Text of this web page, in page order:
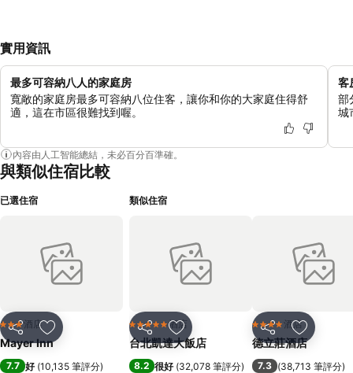
實用資訊
最多可容納八人的家庭房
寬敞的家庭房最多可容納八位住客，讓你和你的大家庭住得舒
適，這在市區很難找到喔。
客
部
城
內容由人工智能總結，未必百分百準確。
與類似住宿比較
已選住宿
分享 放到收藏夾
3 星級酒店
Mayer Inn
7.7 好 (10,135 筆評分)
類似住宿
分享 放到收藏夾
5 星級 酒店
台北凱達大飯店
8.2 很好 (32,078 筆評分)
分享 放到收藏
4 星級 酒店
德立莊酒店
7.3 (38,713 筆評分)